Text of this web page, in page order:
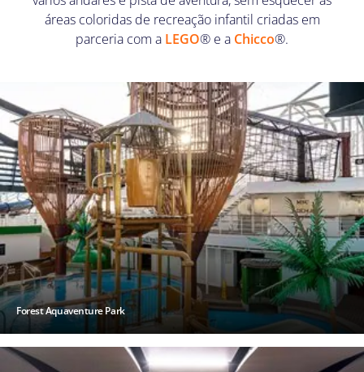
áreas coloridas de recreação infantil criadas em
parceria com a LEGO® e a Chicco®.
Forest Aquaventure Park